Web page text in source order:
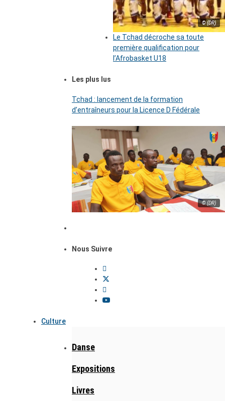
© (DR)
Le Tchad décroche sa toute
première qualification pour
l’Afrobasket U18
Les plus lus
Tchad : lancement de la formation
d’entraîneurs pour la Licence D Fédérale
© (DR)
Nous Suivre
Culture
Danse
Expositions
Livres